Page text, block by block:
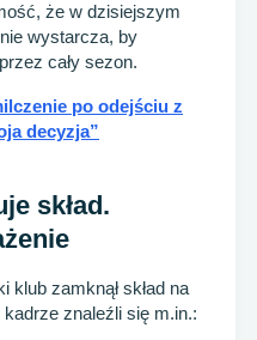
że w dzisiejszym
wystarcza, by
cały sezon.
po odejściu z
decyzja”
skład.
klub zamknął skład na
znaleźli się m.in.: